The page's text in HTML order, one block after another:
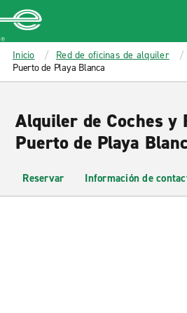
MAIN
CONTENT
Enterprise
Inicio Red de oficinas de alquiler
Puerto de Playa Blanca
Alquiler de Coches y
Puerto de Playa
Reservar Información de